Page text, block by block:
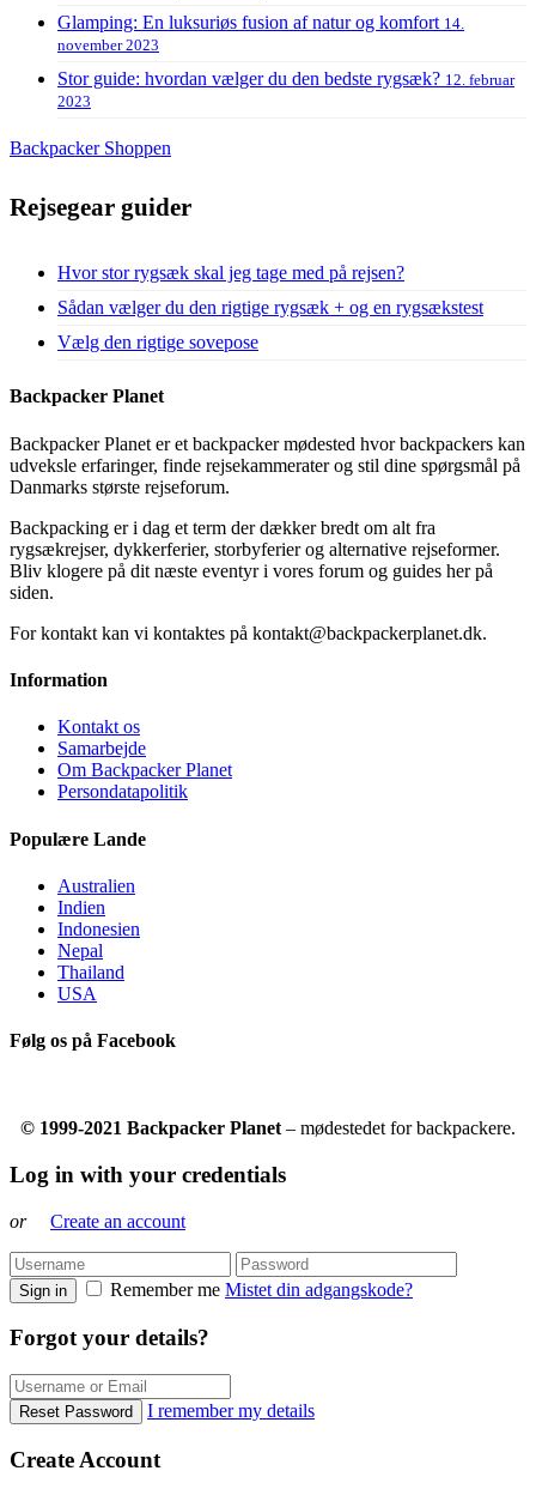
Glamping: En luksuriøs fusion af natur og komfort 14.
november 2023
Stor guide: hvordan vælger du den bedste rygsæk? 12. februar
2023
Backpacker Shoppen
Rejsegear guider
Hvor stor rygsæk skal jeg tage med på rejsen?
Sådan vælger du den rigtige rygsæk + og en rygsækstest
Vælg den rigtige sovepose
Backpacker Planet
Backpacker Planet er et backpacker mødested hvor backpackers kan
udveksle erfaringer, finde rejsekammerater og stil dine spørgsmål på
Danmarks største rejseforum.
Backpacking er i dag et term der dækker bredt om alt fra
rygsækrejser, dykkerferier, storbyferier og alternative rejseformer.
Bliv klogere på dit næste eventyr i vores forum og guides her på
siden.
For kontakt kan vi kontaktes på kontakt@backpackerplanet.dk.
Information
Kontakt os
Samarbejde
Om Backpacker Planet
Persondatapolitik
Populære Lande
Australien
Indien
Indonesien
Nepal
Thailand
USA
Følg os på Facebook
© 1999-2021 Backpacker Planet – mødestedet for backpackere.
Log in with your credentials
or Create an account
Sign in Remember me Mistet din adgangskode?
Forgot your details?
Reset Password I remember my details
Create Account